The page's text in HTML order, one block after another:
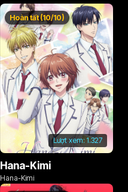
Lượt xem: 1.327
Hoàn tất (10/10)
Hana-Kimi
Hana-Kimi